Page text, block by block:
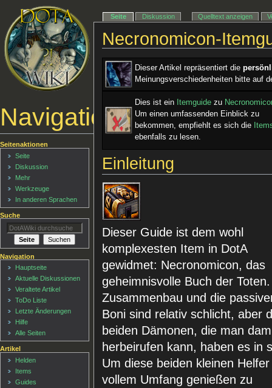
Necronomicon-
Dieser Artikel repräsentiert die
Meinungsverschiedenheiten bitte auf
Dies ist ein ­ Itemguide zu
Um einen umfassenden Einblick zu
bekommen, empfiehlt es sich die
ebenfalls zu lesen.
Einleitung
Dieser Guide ist dem wohl
komplexesten Item in DotA
gewidmet: Necronomicon, das
geheimnisvolle Buch der
Zusammenbau und die
Boni sind relativ schlicht, aber
beiden Dämonen, die man
herbeirufen kann, haben es in
Um diese beiden kleinen
vollem Umfang genießen zu
Navigationsmenü
Seite Diskussion Quelltext anzeigen
Seitenaktionen
Seite
Diskussion
Mehr
Werkzeuge
In anderen Sprachen
Suche
Navigation
Hauptseite
Aktuelle Diskussionen
Veraltete Artikel
ToDo Liste
Letzte Änderungen
Hilfe
Alle Seiten
Artikel
Helden
Items
Guides